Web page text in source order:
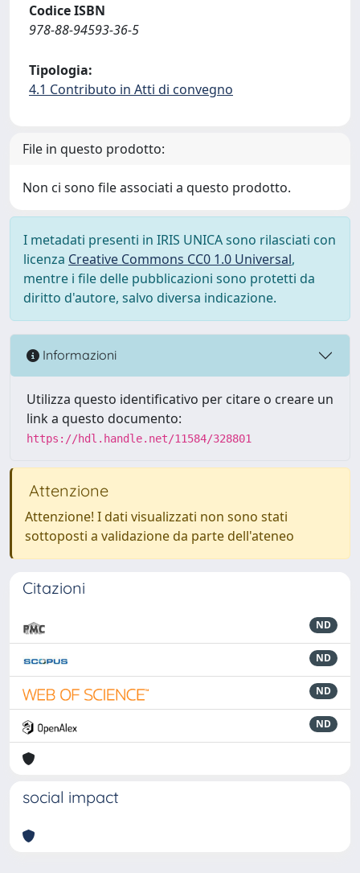
Codice ISBN
978-88-94593-36-5
Tipologia:
4.1 Contributo in Atti di convegno
File in questo prodotto:
Non ci sono file associati a questo prodotto.
I metadati presenti in IRIS UNICA sono rilasciati con
licenza Creative Commons CC0 1.0 Universal,
mentre i file delle pubblicazioni sono protetti da
diritto d'autore, salvo diversa indicazione.
Informazioni
Utilizza questo identificativo per citare o creare un
link a questo documento:
https://hdl.handle.net/11584/328801
Attenzione
Attenzione! I dati visualizzati non sono stati
sottoposti a validazione da parte dell'ateneo
Citazioni
ND
ND
ND
ND
social impact